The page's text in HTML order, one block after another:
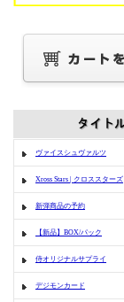
ヴァイスシュヴァルツ
Xross Stars | クロススターズ
新弾商品の予約
【新品】BOX/パック
侍オリジナルサプライ
デジモンカード